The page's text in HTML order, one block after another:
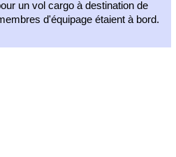
un vol cargo à destination de
d'équipage étaient à bord.